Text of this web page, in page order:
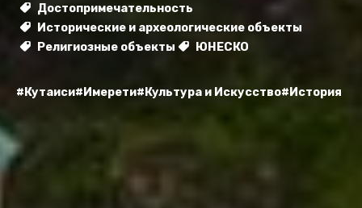
Достопримечательность
Исторические и археологические объекты
Религиозные объекты
ЮНЕСКО
#Кутаиси#Имерети#Культура и Искусство#История